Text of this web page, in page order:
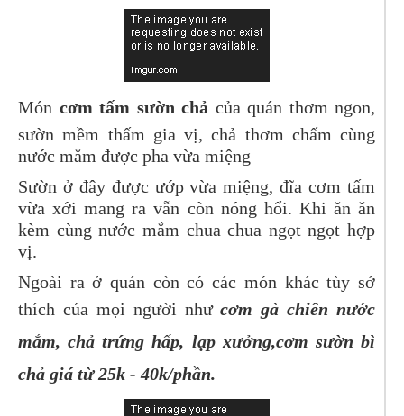
Món cơm tấm sườn chả của quán thơm ngon,
sườn mềm thấm gia vị, chả thơm chấm cùng
nước mắm được pha vừa miệng
Sườn ở đây được ướp vừa miệng, đĩa cơm tấm
vừa xới mang ra vẫn còn nóng hổi. Khi ăn ăn
kèm cùng nước mắm chua chua ngọt ngọt hợp
vị.
Ngoài ra ở quán còn có các món khác tùy sở
thích của mọi người nhưcơm gà chiên nước
mắm, chả trứng hấp, lạp xưởng,cơm sườn bì
chả giá từ 25k - 40k/phần.